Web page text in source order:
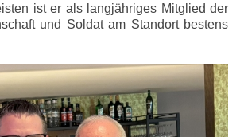
ist er als langjähriges Mitglied der
und Soldat am Standort bestens